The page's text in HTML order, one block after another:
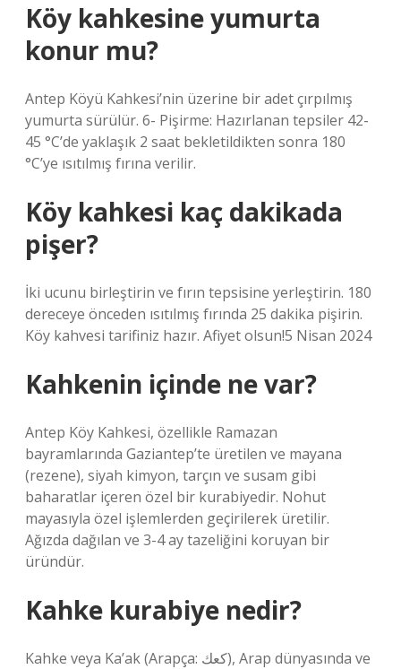
Köy kahkesine yumurta
konur mu?
Antep Köyü Kahkesi’nin üzerine bir adet çırpılmış
yumurta sürülür. 6- Pişirme: Hazırlanan tepsiler 42-
45 °C’de yaklaşık 2 saat bekletildikten sonra 180
°C’ye ısıtılmış fırına verilir.
Köy kahkesi kaç dakikada
pişer?
İki ucunu birleştirin ve fırın tepsisine yerleştirin. 180
dereceye önceden ısıtılmış fırında 25 dakika pişirin.
Köy kahvesi tarifiniz hazır. Afiyet olsun!5 Nisan 2024
Kahkenin içinde ne var?
Antep Köy Kahkesi, özellikle Ramazan
bayramlarında Gaziantep’te üretilen ve mayana
(rezene), siyah kimyon, tarçın ve susam gibi
baharatlar içeren özel bir kurabiyedir. Nohut
mayasıyla özel işlemlerden geçirilerek üretilir.
Ağızda dağılan ve 3-4 ay tazeliğini koruyan bir
üründür.
Kahke kurabiye nedir?
Kahke veya Ka’ak (Arapça: كعك), Arap dünyasında ve